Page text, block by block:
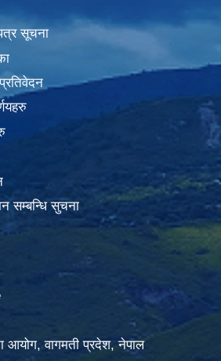
सूचना
सम्बन्धि सुचना
आयोग, वागमती प्रदेश, नेपाल